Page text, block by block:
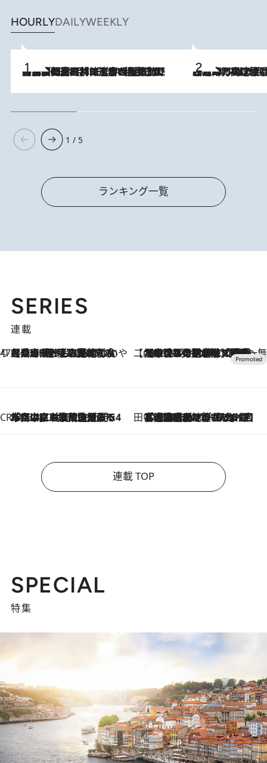
HOURLYDAILYWEEKLY
2026.8.8
「最後に見られてよかった」上野動物園の東園パンダ舎が解体前に特別公開。8月16日まで延長されたパネル展と共に辿る“半世紀”のパンダ飼育《解体工事の図面あり》 2026.8.7
「湘南乃風に憧れて」観客大盛上がりの“タオル回し”に、ラッパー顔負けの高速歌唱まで…さだまさし（74）のアグレッシブすぎる現在地
1 / 5
ランキング一覧
SERIES
連載
47都道府県の手みやげ ひんやりスイーツで夏を満喫
2026.8.8
【兵庫県】この夏絶対食べたい 冷やしておいしいおやつ3選 淡路島の恵みをジェラートに集約 【CREA×星野リゾート】唯一無二。癒しと発見が待つ場所へ
2026.8.7
【トンボの足水浴】ヒノキの香りに包まれて涼感マックス！約13℃の湧水かけ流しを避暑地「星野温泉 トンボの湯」で体験
CREA'S CHOICE
2026.8.7
「立川にも歌舞伎があるんだよ」 片岡仁左衛門・市川中車ら豪華座組みで4年目の立川立飛歌舞伎へ 田中稲の勝手に再ブーム
2026.8.7
「湘南乃風に憧れて」観客大盛上がりの“タオル回し”に、ラッパー顔負けの高速歌唱まで…さだまさし（74）のアグレッシブすぎる現在地
連載 TOP
SPECIAL
特集